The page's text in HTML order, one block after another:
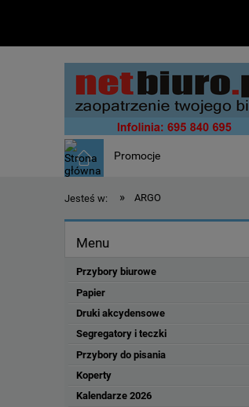
Promocje
Jesteś w: » ARGO
Menu
Przybory biurowe
Papier
Druki akcydensowe
Segregatory i teczki
Przybory do pisania
Koperty
Kalendarze 2026